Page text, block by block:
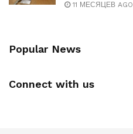
11 МЕСЯЦЕВ AGO
Popular News
Connect with us